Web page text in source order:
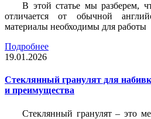
В этой статье мы разберем,
отличается от обычной
материалы необходимы для работы
Подробнее
19.01.2026
Стеклянный гранулят для
и преимущества
Стеклянный гранулят – это